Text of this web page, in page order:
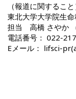
（報道に関すること
東北大学大学院生
担当 高橋 さやか
電話番号： 022-
Eメール： lifsci-